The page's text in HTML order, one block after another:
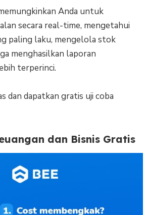
Anda untuk
secara real-time, mengetahui
paling laku, mengelola stok
menghasilkan laporan
terperinci.
dan dapatkan gratis uji coba
dan Bisnis Gratis